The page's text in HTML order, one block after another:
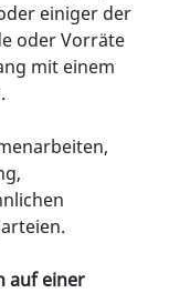
einiger der
oder Vorräte
mit einem
auf einer